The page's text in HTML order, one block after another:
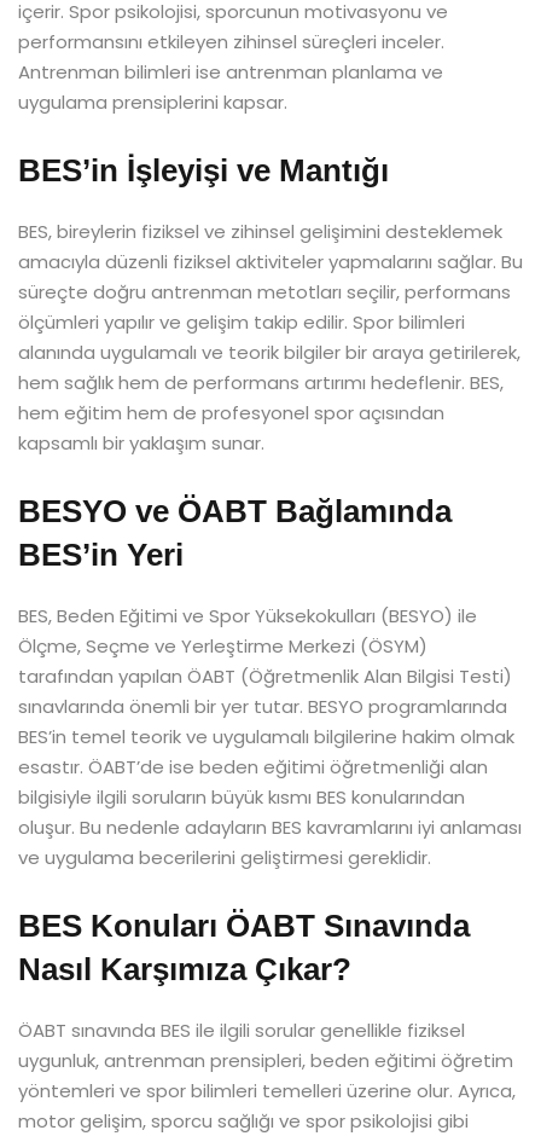
içerir. Spor psikolojisi, sporcunun motivasyonu ve
performansını etkileyen zihinsel süreçleri inceler.
Antrenman bilimleri ise antrenman planlama ve
uygulama prensiplerini kapsar.
BES’in İşleyişi ve Mantığı
BES, bireylerin fiziksel ve zihinsel gelişimini desteklemek
amacıyla düzenli fiziksel aktiviteler yapmalarını sağlar. Bu
süreçte doğru antrenman metotları seçilir, performans
ölçümleri yapılır ve gelişim takip edilir. Spor bilimleri
alanında uygulamalı ve teorik bilgiler bir araya getirilerek,
hem sağlık hem de performans artırımı hedeflenir. BES,
hem eğitim hem de profesyonel spor açısından
kapsamlı bir yaklaşım sunar.
BESYO ve ÖABT Bağlamında
BES’in Yeri
BES, Beden Eğitimi ve Spor Yüksekokulları (BESYO) ile
Ölçme, Seçme ve Yerleştirme Merkezi (ÖSYM)
tarafından yapılan ÖABT (Öğretmenlik Alan Bilgisi Testi)
sınavlarında önemli bir yer tutar. BESYO programlarında
BES’in temel teorik ve uygulamalı bilgilerine hakim olmak
esastır. ÖABT’de ise beden eğitimi öğretmenliği alan
bilgisiyle ilgili soruların büyük kısmı BES konularından
oluşur. Bu nedenle adayların BES kavramlarını iyi anlaması
ve uygulama becerilerini geliştirmesi gereklidir.
BES Konuları ÖABT Sınavında
Nasıl Karşımıza Çıkar?
ÖABT sınavında BES ile ilgili sorular genellikle fiziksel
uygunluk, antrenman prensipleri, beden eğitimi öğretim
yöntemleri ve spor bilimleri temelleri üzerine olur. Ayrıca,
motor gelişim, sporcu sağlığı ve spor psikolojisi gibi